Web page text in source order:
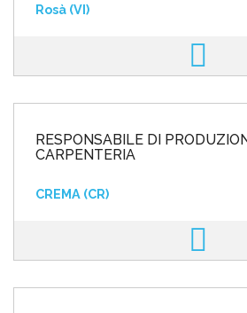
Rosà (VI)
RESPONSABILE DI
CARPENTERIA
CREMA (CR)